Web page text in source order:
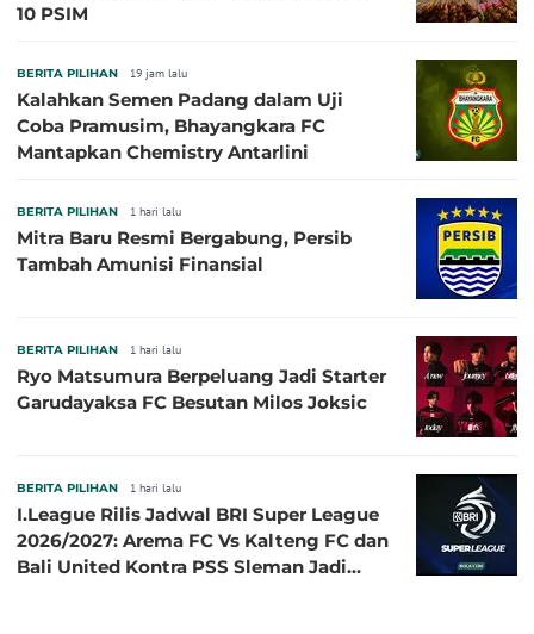
10 PSIM
BERITA PILIHAN 19 jam lalu
Kalahkan Semen Padang dalam Uji
Coba Pramusim, Bhayangkara FC
Mantapkan Chemistry Antarlini
BERITA PILIHAN 1 hari lalu
Mitra Baru Resmi Bergabung, Persib
Tambah Amunisi Finansial
BERITA PILIHAN 1 hari lalu
Ryo Matsumura Berpeluang Jadi Starter
Garudayaksa FC Besutan Milos Joksic
BERITA PILIHAN 1 hari lalu
I.League Rilis Jadwal BRI Super League
2026/2027: Arema FC Vs Kalteng FC dan
Bali United Kontra PSS Sleman Jadi